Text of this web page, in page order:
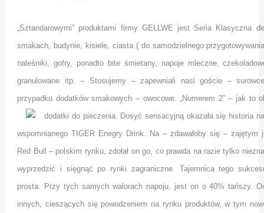
„Sztandarowymi” produktami firmy GELLWE jest Seria Klasyczna
smakach, budynie, kisiele, ciasta ( do samodzielnego
naleśniki, gofry, ponadto bite śmietany, napoje mleczne,
granulowane itp. – Stosujemy – zapewniali nasi goście –
przypadku dodatków smakowych – owocowe. „Numerem 2” – jak to
dodatki do pieczenia. Dosyć sensacyjną okazała się historia
wspomnianego TIGER Enegry Drink. Na – zdawałoby się – zajętym
Red Bull – polskim rynku, zdołał on go, co prawda na razie tylko
wyprzedzić i sięgnąć po rynki zagraniczne. Tajemnica tego
prosta. Przy tych samych walorach napoju, jest on o 40% tańszy.
innych, cieszących się powodzeniem na rynku produktów, w tym